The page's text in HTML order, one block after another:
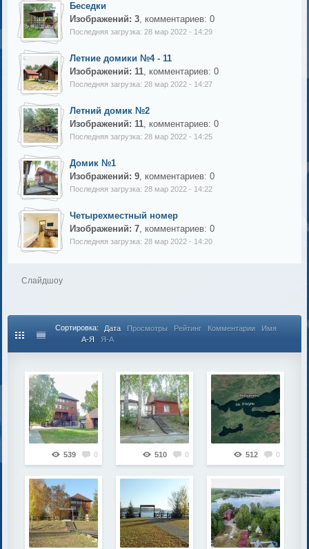
Беседки
Изображений: 3, комментариев: 0
Последняя загрузка: 28 мар 2022 - 14:29
Летние домики №4 - 11
Изображений: 11, комментариев: 0
Последняя загрузка: 28 мар 2022 - 14:27
Летний домик №2
Изображений: 11, комментариев: 0
Последняя загрузка: 28 мар 2022 - 14:25
Домик №1
Изображений: 9, комментариев: 0
Последняя загрузка: 28 мар 2022 - 14:22
Четырехместный номер
Изображений: 7, комментариев: 0
Последняя загрузка: 28 мар 2022 - 14:20
Слайдшоу
Сортировка: Дата Просмотры Рейтинг Комментарии
Имя
А-Я
Я-А
539 0 510 0 512 0